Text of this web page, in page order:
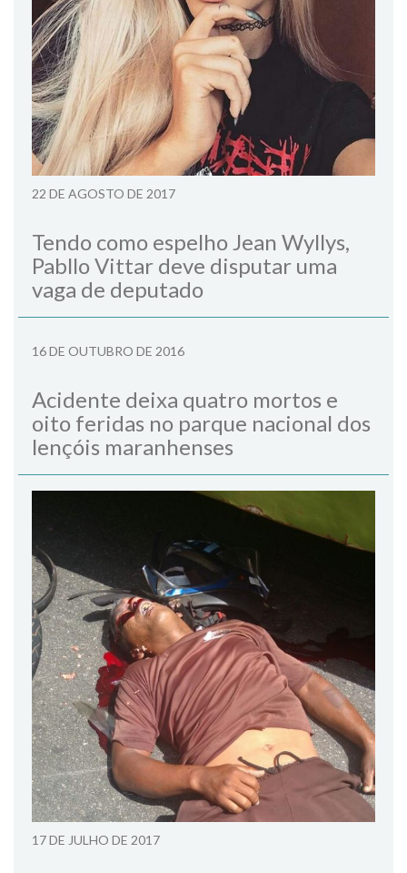
22 DE AGOSTO DE 2017
Tendo como espelho Jean Wyllys,
Pabllo Vittar deve disputar uma
vaga de deputado
16 DE OUTUBRO DE 2016
Acidente deixa quatro mortos e
oito feridas no parque nacional dos
lençóis maranhenses
17 DE JULHO DE 2017